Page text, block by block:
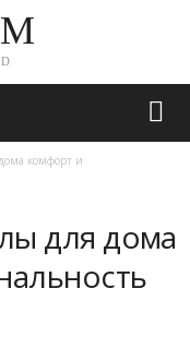
комфорт и
для дома